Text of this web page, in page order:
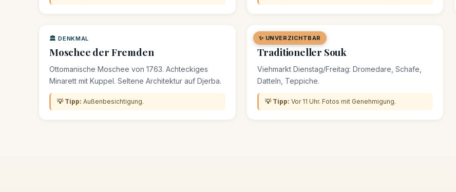
🏛️ DENKMAL
Moschee der Fremden
Ottomanische Moschee von 1763. Achteckiges
Minarett mit Kuppel. Seltene Architektur auf Djerba.
💡 Tipp: Außenbesichtigung.
✨ UNVERZICHTBAR
🛒 MARKT / SOUK
Traditioneller Souk
Viehmarkt Dienstag/Freitag: Dromedare, Schafe,
Datteln, Teppiche.
💡 Tipp: Vor 11 Uhr. Fotos mit Genehmigung.